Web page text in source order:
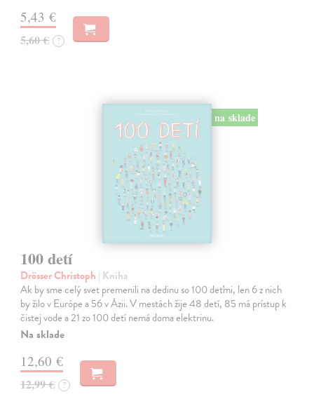
5,43 €
5,60 € ?
na sklade
100 detí
Drösser Christoph | Kniha
Ak by sme celý svet premenili na dedinu so 100 deťmi, len 6 z nich
by žilo v Európe a 56 v Ázii. V mestách žije 48 detí, 85 má prístup k
čistej vode a 21 zo 100 detí nemá doma elektrinu.
Na sklade
12,60 €
12,99 € ?